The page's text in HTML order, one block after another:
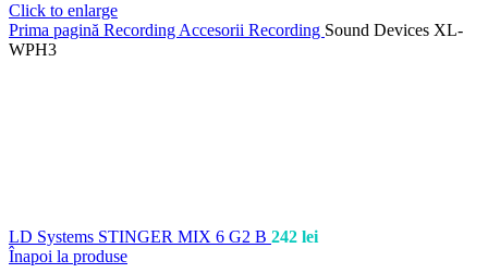
Click to enlarge
Prima pagină Recording Accesorii Recording Sound Devices XL-
WPH3
LD Systems STINGER MIX 6 G2 B 242 lei
Înapoi la produse